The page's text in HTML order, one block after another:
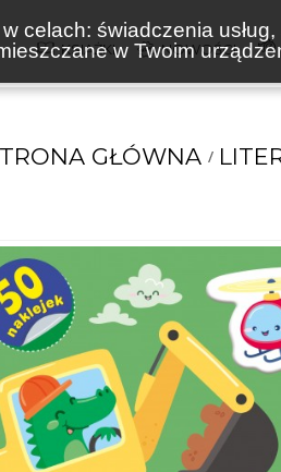
celach: świadczenia
w Twoim
KSIĄŻKI NOWOŚCI
GŁÓWNA